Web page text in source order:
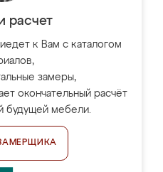
расчет
к Вам с каталогом
замеры,
окончательный расчёт
будущей мебели.